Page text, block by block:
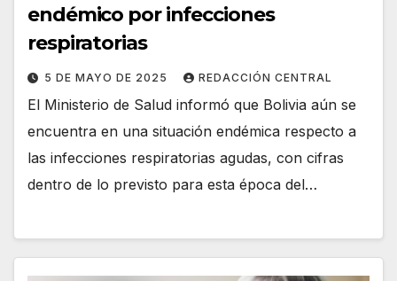
endémico por infecciones
respiratorias
5 DE MAYO DE 2025 REDACCIÓN CENTRAL
El Ministerio de Salud informó que Bolivia aún se
encuentra en una situación endémica respecto a
las infecciones respiratorias agudas, con cifras
dentro de lo previsto para esta época del…